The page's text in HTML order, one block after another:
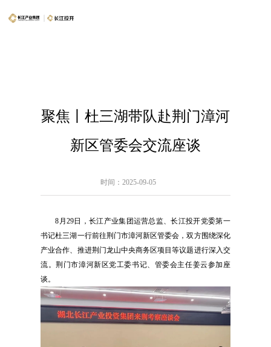
聚焦丨杜三湖带队赴荆门漳河
新区管委会交流座谈
时间：2025-09-05
8月29日，长江产业集团运营总监、长江投开党委第一
书记杜三湖一行前往荆门市漳河新区管委会，双方围绕深化
产业合作、推进荆门龙山中央商务区项目等议题进行深入交
流。荆门市漳河新区党工委书记、管委会主任姜云参加座
谈。